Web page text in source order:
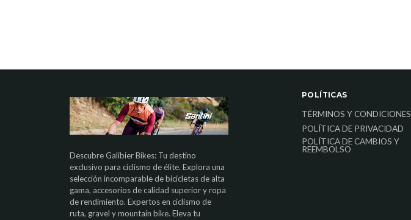
Descubre Galibier Bikes: Tu destino
exclusivo para ciclismo de élite. Explora una
selección incomparable de bicicletas de alta
gama, accesorios de calidad superior y ropa
de rendimiento. Expertos en ciclismo de
ruta, gravel y mountain bike. Eleva tu
POLÍTICAS
TÉRMINOS Y CONDICIONES
POLÍTICA DE PRIVACIDAD
POLÍTICA DE CAMBIOS Y
REEMBOLSO